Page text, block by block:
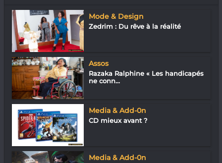
Mode & Design
Zedrim : Du rêve à la réalité
Assos
Razaka Ralphine « Les handicapés
ne conn...
Media & Add-0n
CD mieux avant ?
Media & Add-0n